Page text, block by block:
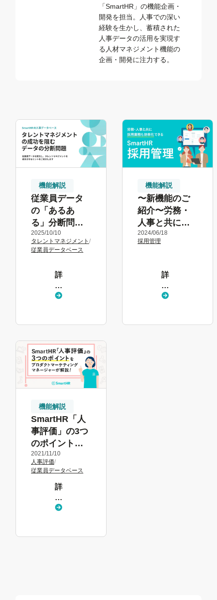
「SmartHR」の機能企画・
開発を担当。人事での深い
経験を生かし、蓄積された
人事データの活用を実現す
る人材マネジメント機能の
企画・開発に注力する。
機能解説
従業員データ
の「あるあ
る」分断問題
とタレントマ
ネジメントを
2025/10/10
タレントマネジメント /
従業員データベース
詳
し
く
機能解説
〜新機能のご
紹介〜労務・
人事と共に採
用業務も効率
化できる
用管理」の特
2024/06/18
採用管理
詳
し
く
機能解説
SmartHR「人
事評価」の3つ
のポイント
を、プロダク
トマーケティ
ジャーが解
2021/11/10
人事評価/
従業員データベース
詳
し
く